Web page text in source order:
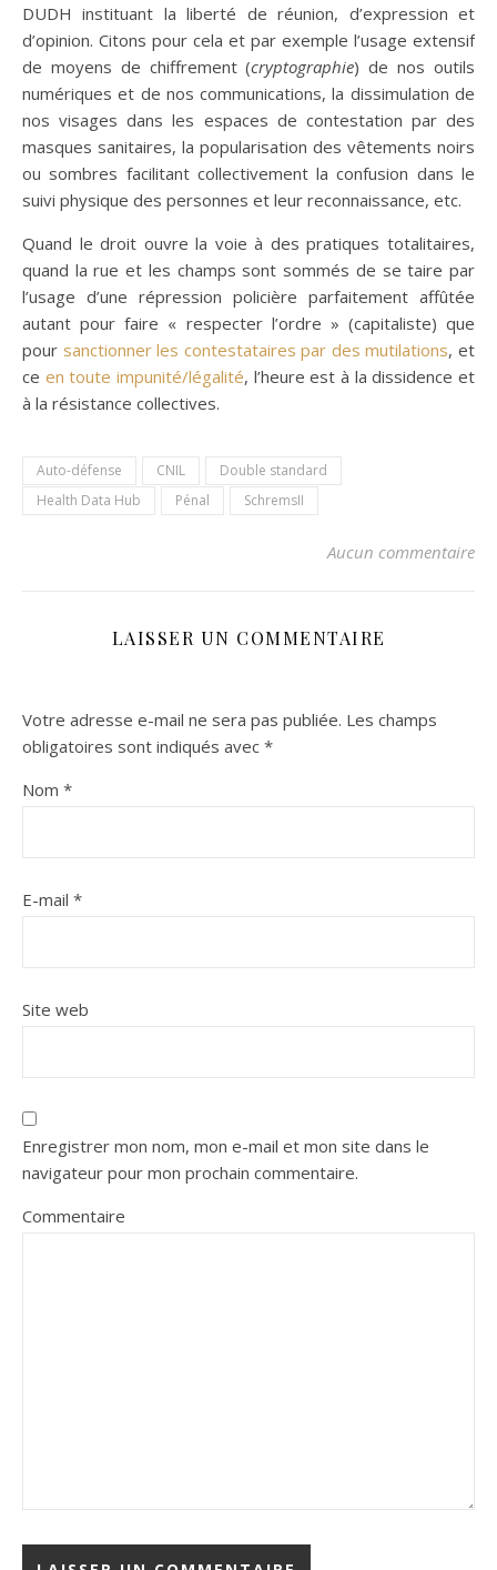
DUDH instituant la liberté de réunion, d’expression et
d’opinion. Citons pour cela et par exemple l’usage extensif
de moyens de chiffrement (cryptographie) de nos outils
numériques et de nos communications, la dissimulation de
nos visages dans les espaces de contestation par des
masques sanitaires, la popularisation des vêtements noirs
ou sombres facilitant collectivement la confusion dans le
suivi physique des personnes et leur reconnaissance, etc.
Quand le droit ouvre la voie à des pratiques totalitaires,
quand la rue et les champs sont sommés de se taire par
l’usage d’une répression policière parfaitement affûtée
autant pour faire « respecter l’ordre » (capitaliste) que
pour sanctionner les contestataires par des mutilations, et
ce en toute impunité/légalité, l’heure est à la dissidence et
à la résistance collectives.
Auto-défense CNIL
Double standard
Health Data Hub
Pénal SchremsII
Aucun commentaire
LAISSER UN COMMENTAIRE
Votre adresse e-mail ne sera pas publiée. Les champs
obligatoires sont indiqués avec *
Nom *
E-mail *
Site web
Enregistrer mon nom, mon e-mail et mon site dans le
navigateur pour mon prochain commentaire.
Commentaire